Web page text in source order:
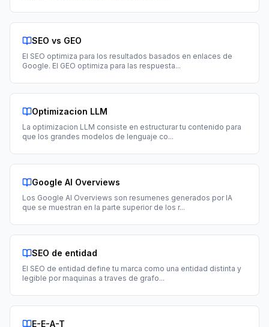
SEO vs GEO
El SEO optimiza para los resultados basados en enlaces de
Google. El GEO optimiza para las respuesta...
Optimizacion LLM
La optimizacion LLM consiste en estructurar tu contenido para
que los grandes modelos de lenguaje co...
Google AI Overviews
Los Google AI Overviews son resumenes generados por IA
que se muestran en la parte superior de los r...
SEO de entidad
El SEO de entidad define tu marca como una entidad distinta y
legible por maquinas a traves de grafo...
E-E-A-T